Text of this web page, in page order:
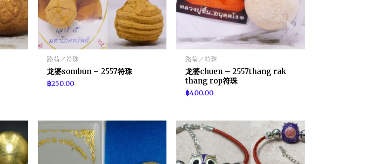
路翁／符珠
龙婆sombun – 2557符珠
฿250.00
路翁／符珠
龙婆chuen – 2557thang rak
thang rop符珠
฿400.00